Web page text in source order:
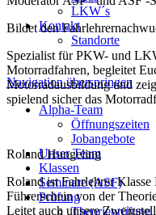
LKW´s
Kontakt
Standorte
Navigation überspringen
Alpha-Team
Öffnungszeiten
Jobangebote
Unser Team
Klassen
Seminare (ASF)
Prüfung
Theorieprüfung
Bildet den
Spezialist für PKW- und
Motorradfahren, begleitet
Motorradausbildung und
spielend sicher das
Roland Hungeling
Roland ist Fahrlehrer
Führerschein von der
Leitet auch unsere